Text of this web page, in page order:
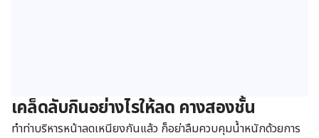
เคล็ดลับกินอย่างไรให้ลด คางสองชั้น
ทำท่าบริหารหน้าลดเหนียงกันแล้ว ก็อย่าลืมควบคุมน้ำหนักด้วยการ